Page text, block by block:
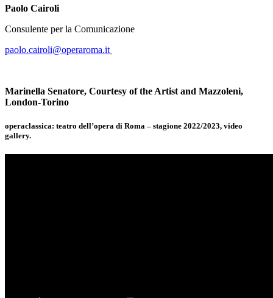
Paolo Cairoli
Consulente per la Comunicazione
paolo.cairoli@operaroma.it
Marinella Senatore, Courtesy of the Artist and Mazzoleni,
London-Torino
operaclassica: teatro dell’opera di Roma – stagione 2022/2023, video
gallery.